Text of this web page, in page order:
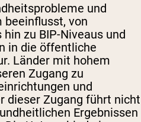
und
beeinflusst, von
zu BIP-Niveaus und
in die öffentliche
Länder mit hohem
Zugang zu
und
dieser Zugang führt nicht
Ergebnissen